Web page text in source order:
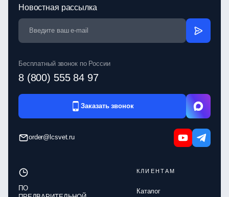
Новостная рассылка
Бесплатный звонок по России
8 (800) 555 84 97
Заказать звонок
order@lcsvet.ru
КЛИЕНТАМ
Каталог
ПО